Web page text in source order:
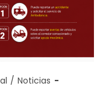
/ Noticias